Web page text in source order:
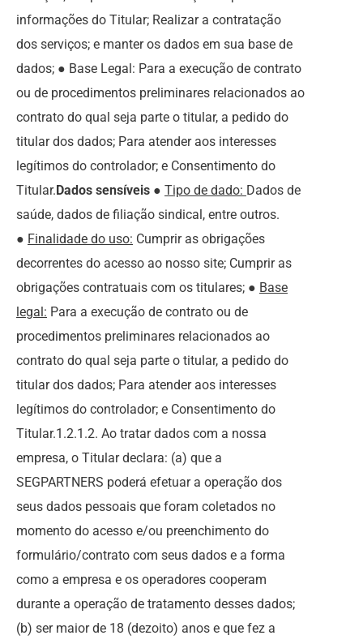
informações do Titular; Realizar a contratação
dos serviços; e manter os dados em sua base de
dados; ● Base Legal: Para a execução de contrato
ou de procedimentos preliminares relacionados ao
contrato do qual seja parte o titular, a pedido do
titular dos dados; Para atender aos interesses
legítimos do controlador; e Consentimento do
Titular.Dados sensíveis ● Tipo de dado: Dados de
saúde, dados de filiação sindical, entre outros.
● Finalidade do uso: Cumprir as obrigações
decorrentes do acesso ao nosso site; Cumprir as
obrigações contratuais com os titulares; ● Base
legal: Para a execução de contrato ou de
procedimentos preliminares relacionados ao
contrato do qual seja parte o titular, a pedido do
titular dos dados; Para atender aos interesses
legítimos do controlador; e Consentimento do
Titular.1.2.1.2. Ao tratar dados com a nossa
empresa, o Titular declara: (a) que a
SEGPARTNERS poderá efetuar a operação dos
seus dados pessoais que foram coletados no
momento do acesso e/ou preenchimento do
formulário/contrato com seus dados e a forma
como a empresa e os operadores cooperam
durante a operação de tratamento desses dados;
(b) ser maior de 18 (dezoito) anos e que fez a